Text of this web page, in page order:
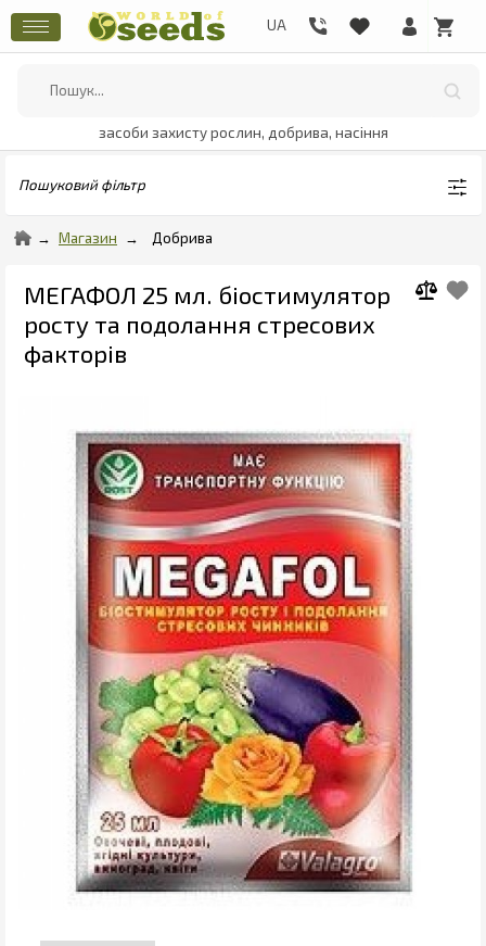
засоби захисту рослин, добрива, насіння
Пошуковий фільтр
Магазин Добрива
МЕГАФОЛ 25 мл. біостимулятор
росту та подолання стресових
факторів